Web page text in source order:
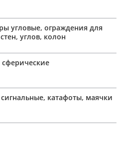
угловые, ограждения для
углов, колон
сферические
катафоты, маячки